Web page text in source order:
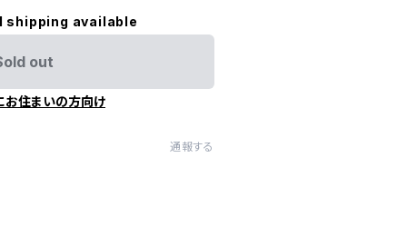
shipping available
out
お住まいの方向け
通報する